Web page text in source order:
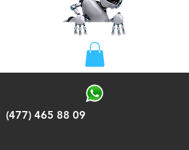
(477) 465 88 09